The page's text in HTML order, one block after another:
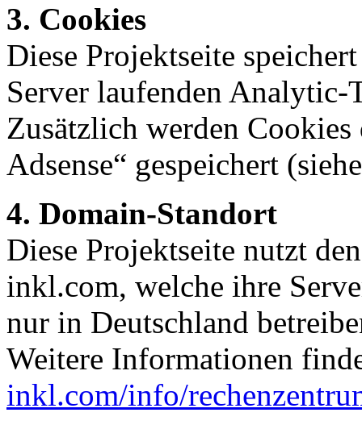
3. Cookies
Diese Projektseite
Server laufenden Analytic-
Zusätzlich werden
Adsense“ gespeichert
4. Domain-Standort
Diese Projektseite nutzt
inkl.com, welche ihre
nur in Deutschland
Weitere Informationen
inkl.com/info/